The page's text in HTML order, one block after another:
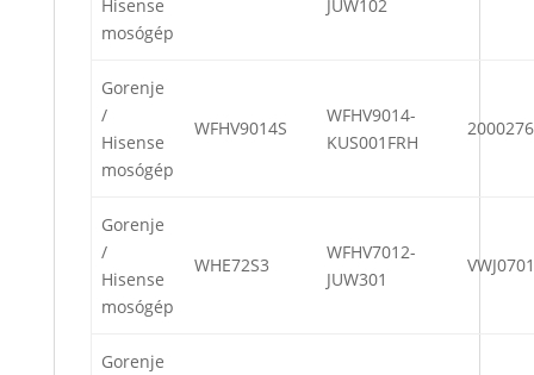
Hisense
mosógép
JUW102
Gorenje
/
Hisense
mosógép
WFHV9014S
WFHV9014-
KUS001FRH
Gorenje
/
Hisense
mosógép
WHE72S3
WFHV7012-
JUW301
Gorenje